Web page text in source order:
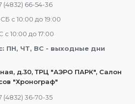
(4832) 66-54-36
с 10:00 до 19:00
с 10:00 до 17:00
ПН, ЧТ, ВС - выходные дни
д.30, ТРЦ "АЭРО ПАРК", Салон
"Хронограф"
(4832) 36-70-35